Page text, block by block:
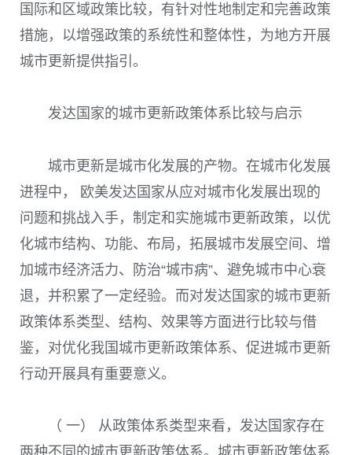
国际和区域政策比较，有针对性地制定和完善政策
措施，以增强政策的系统性和整体性，为地方开展
城市更新提供指引。
发达国家的城市更新政策体系比较与启示
城市更新是城市化发展的产物。在城市化发展
进程中， 欧美发达国家从应对城市化发展出现的
问题和挑战入手，制定和实施城市更新政策，以优
化城市结构、功能、布局，拓展城市发展空间、增
加城市经济活力、防治“城市病”、避免城市中心衰
退，并积累了一定经验。而对发达国家的城市更新
政策体系类型、结构、效果等方面进行比较与借
鉴，对优化我国城市更新政策体系、促进城市更新
行动开展具有重要意义。
（ 一） 从政策体系类型来看，发达国家存在